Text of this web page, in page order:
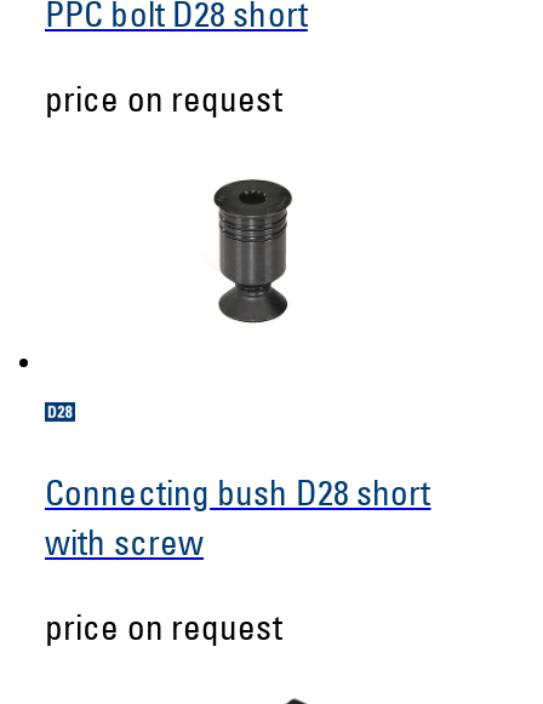
PPC bolt D28 short
price on request
Connecting bush D28 short
with screw
price on request